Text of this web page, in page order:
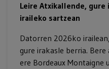
Leire Atxikallende,
iraileko sartzean
Datorren 2026ko
gure irakasle berria.
ere Bordeaux Montaigne